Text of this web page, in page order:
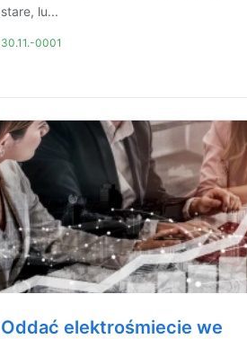
stare, lu...
30.11.-0001
Oddać elektrośmiecie we